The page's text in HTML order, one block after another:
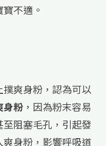
不適。
爽身粉，認為可以
身粉 ，因為粉末容易
阻塞毛孔，引起發
身粉，影響呼吸道